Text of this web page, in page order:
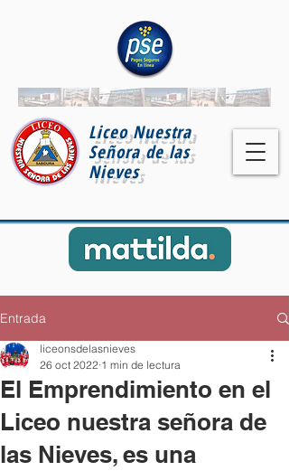
Liceo Nuestra
Señora de las
Nieves
Entrada
El Emprendimiento en el
Liceo nuestra señora de
las Nieves, es una
liceonsdelasnieves
26 oct 2022 1 min de lectura